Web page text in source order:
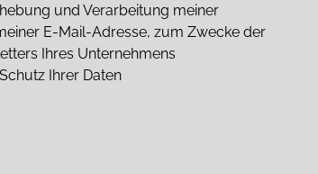
und Verarbeitung meiner
E-Mail-Adresse, zum Zwecke der
Ihres Unternehmens
Ihrer Daten